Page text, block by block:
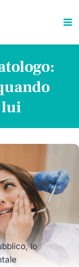
lui
lo